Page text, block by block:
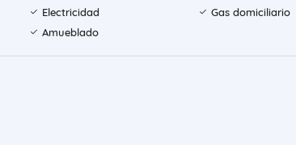
Electricidad
Gas domiciliario
Amueblado